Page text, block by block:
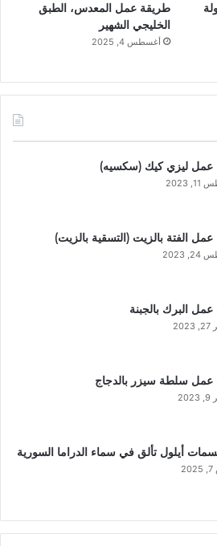
طريقة عمل المعدس، الطبق
الخليجي الشهير
أغسطس 4, 2025
عمل ليزي كيك (سكسيه)
2023
الفتة بالزيت (التسقية بالزيت)
2023
البرك بالجبنة
عمل سلطة سيزر بالدجاج
أيلول تألق في سماء الدراما السورية